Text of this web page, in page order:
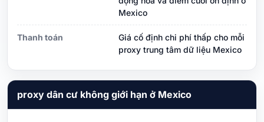
Mexico
Thanh toán
Giá cố định chi phí thấp cho mỗi
proxy trung tâm dữ liệu Mexico
proxy dân cư không giới hạn ở Mexico